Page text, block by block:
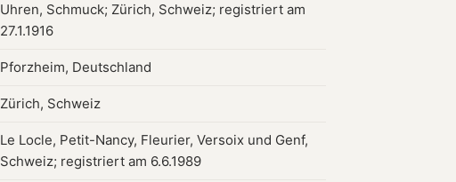
Uhren, Schmuck; Zürich, Schweiz; registriert am
27.1.1916
Pforzheim, Deutschland
Zürich, Schweiz
Le Locle, Petit-Nancy, Fleurier, Versoix und Genf,
Schweiz; registriert am 6.6.1989